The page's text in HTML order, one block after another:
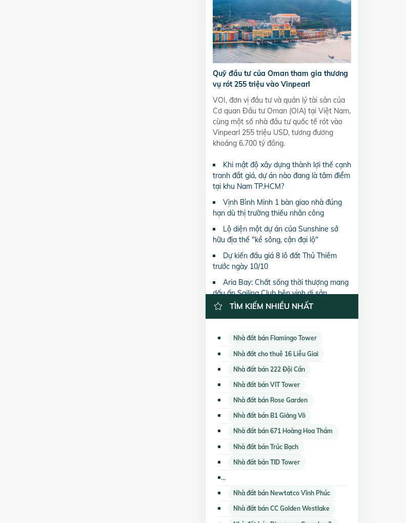
Quỹ đầu tư của Oman tham gia thương
vụ rót 255 triệu vào Vinpearl
VOI, đơn vị đầu tư và quản lý tài sản của
Cơ quan Đầu tư Oman (OIA) tại Việt Nam,
cùng một số nhà đầu tư quốc tế rót vào
Vinpearl 255 triệu USD, tương đương
khoảng 6.700 tỷ đồng.
Khi mật độ xây dựng thành lợi thế cạnh
tranh đắt giá, dự án nào đang là tâm điểm
tại khu Nam TP.HCM?
Vịnh Bình Minh 1 bàn giao nhà đúng
hạn dù thị trường thiếu nhân công
Lộ diện một dự án của Sunshine sở
hữu địa thế "kề sông, cận đại lộ"
Dự kiến đấu giá 8 lô đất Thủ Thiêm
trước ngày 10/10
Aria Bay: Chất sống thời thượng mang
dấu ấn Sailing Club bên vịnh di sản
TÌM KIẾM NHIỀU NHẤT
Nhà đất bán Flamingo Tower
Nhà đất cho thuê 16 Liễu Giai
Nhà đất bán 222 Đội Cấn
Nhà đất bán VIT Tower
Nhà đất bán Rose Garden
Nhà đất bán B1 Giảng Võ
Nhà đất bán 671 Hoàng Hoa Thám
Nhà đất bán Trúc Bạch
Nhà đất bán TID Tower
Nhà đất bán Newtatco Vĩnh Phúc
Nhà đất bán CC Golden Westlake